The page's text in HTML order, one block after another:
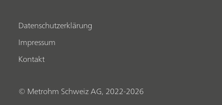
Datenschutzerklärung
Impressum
Kontakt
© Metrohm Schweiz AG, 2022-2026